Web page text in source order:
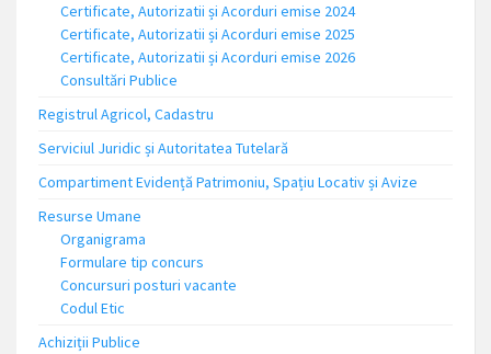
Certificate, Autorizatii și Acorduri emise 2024
Certificate, Autorizatii și Acorduri emise 2025
Certificate, Autorizatii și Acorduri emise 2026
Consultări Publice
Registrul Agricol, Cadastru
Serviciul Juridic și Autoritatea Tutelară
Compartiment Evidență Patrimoniu, Spațiu Locativ și Avize
Resurse Umane
Organigrama
Formulare tip concurs
Concursuri posturi vacante
Codul Etic
Achiziții Publice